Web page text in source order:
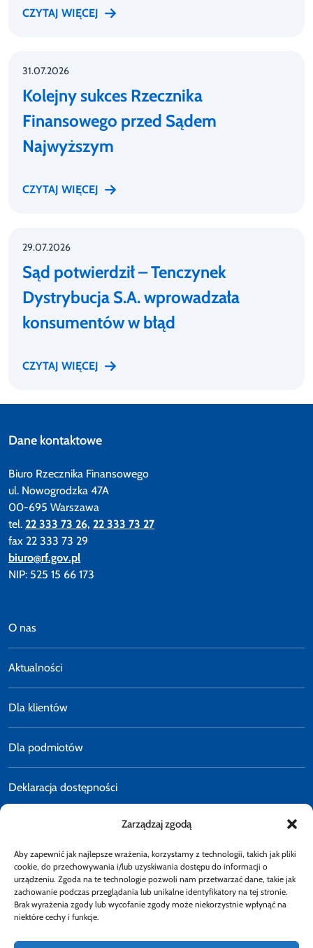
Zarządzaj zgodą
Aby zapewnić jak najlepsze wrażenia, korzystamy z technologii, takich jak pliki
cookie, do przechowywania i/lub uzyskiwania dostępu do informacji o
urządzeniu. Zgoda na te technologie pozwoli nam przetwarzać dane, takie jak
zachowanie podczas przeglądania lub unikalne identyfikatory na tej stronie.
Brak wyrażenia zgody lub wycofanie zgody może niekorzystnie wpłynąć na
niektóre cechy i funkcje.
CZYTAJ WIĘCEJ
31.07.2026
Kolejny sukces Rzecznika
Finansowego przed Sądem
Najwyższym
CZYTAJ WIĘCEJ
29.07.2026
Sąd potwierdził – Tenczynek
Dystrybucja S.A. wprowadzała
konsumentów w błąd
CZYTAJ WIĘCEJ
Dane kontaktowe
Biuro Rzecznika Finansowego
ul. Nowogrodzka 47A
00-695 Warszawa
tel. 22 333 73 26, 22 333 73 27
fax 22 333 73 29
biuro@rf.gov.pl
NIP: 525 15 66 173
O nas
Aktualności
Dla klientów
Dla podmiotów
Deklaracja dostępności
E-faktury
Dostępność